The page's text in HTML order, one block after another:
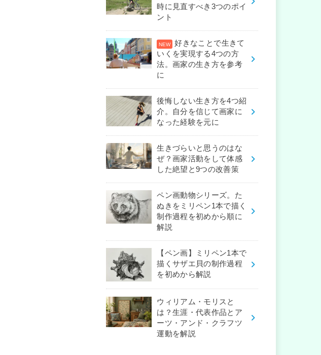
時に見直すべき3つのポイ
ント
好きなことで生きて
いくを実現する4つの方
法。画家の生き方を参考
に
後悔しない生き方を4つ紹
介。自分を信じて画家に
なった経験を元に
生きづらいと思うのはな
ぜ？画家活動をして体感
した絶望と9つの改善策
ペン画動物シリーズ。た
ぬきをミリペン1本で描く
制作過程を初めから順に
解説
【ペン画】ミリペン1本で
描くサザエ貝の制作過程
を初めから解説
ウィリアム・モリスと
は？生涯・代表作品とア
ーツ・アンド・クラフツ
運動を解説